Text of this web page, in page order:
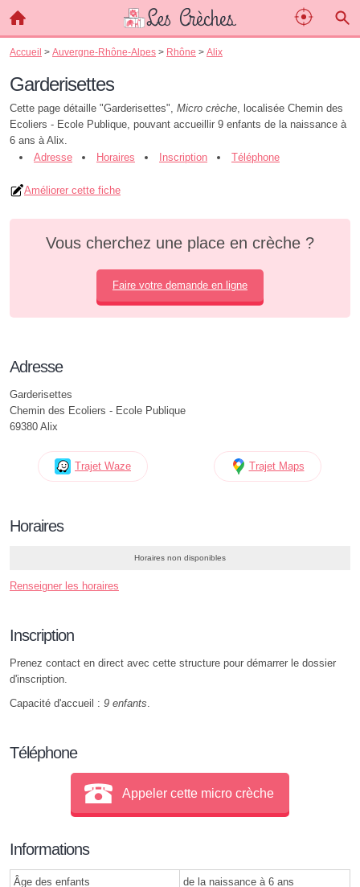
Accueil > Auvergne-Rhône-Alpes > Rhône > Alix
Garderisettes
Cette page détaille "Garderisettes", Micro crèche, localisée Chemin des
Ecoliers - Ecole Publique, pouvant accueillir 9 enfants de la naissance à
6 ans à Alix.
Adresse
Horaires Inscription Téléphone
Améliorer cette fiche
Vous cherchez une place en crèche ?
Faire votre demande en ligne
Adresse
Garderisettes
Chemin des Ecoliers - Ecole Publique
69380 Alix
Trajet Waze Trajet Maps
Horaires
Horaires non disponibles
Renseigner les horaires
Inscription
Prenez contact en direct avec cette structure pour démarrer le dossier
d'inscription.
Capacité d'accueil : 9 enfants.
Téléphone
Appeler cette micro crèche
Informations
Âge des enfants de la naissance à 6 ans